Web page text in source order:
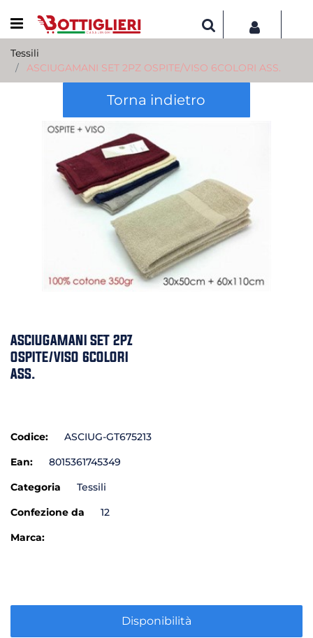
Open menu
Tessili
ASCIUGAMANI SET 2PZ OSPITE/VISO 6COLORI ASS.
Torna indietro
ASCIUGAMANI SET 2PZ
OSPITE/VISO 6COLORI
ASS.
Codice:
ASCIUG-GT675213
Ean:
8015361745349
Categoria
Tessili
Confezione da
12
Marca:
Disponibilità